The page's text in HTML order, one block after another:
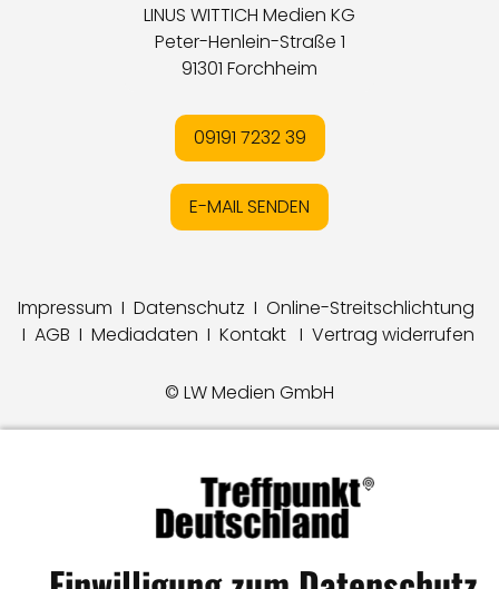
LINUS WITTICH Medien KG
Peter-Henlein-Straße 1
91301 Forchheim
09191 7232 39
E-MAIL SENDEN
Impressum I Datenschutz I Online-Streitschlichtung
I AGB I Mediadaten I Kontakt I Vertrag widerrufen
© LW Medien GmbH